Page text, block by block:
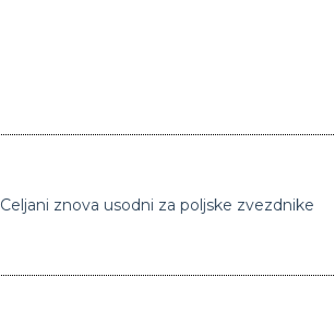
Celjani znova usodni za poljske zvezdnike